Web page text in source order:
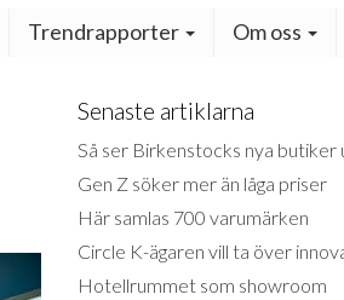
Trendrapporter Om oss
Senaste artiklarna
Så ser Birkenstocks nya butiker
Gen Z söker mer än låga priser
Här samlas 700 varumärken
Circle K-ägaren vill ta över
Hotellrummet som showroom